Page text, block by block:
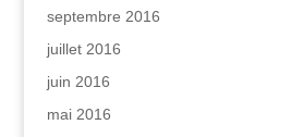
septembre 2016
juillet 2016
juin 2016
mai 2016